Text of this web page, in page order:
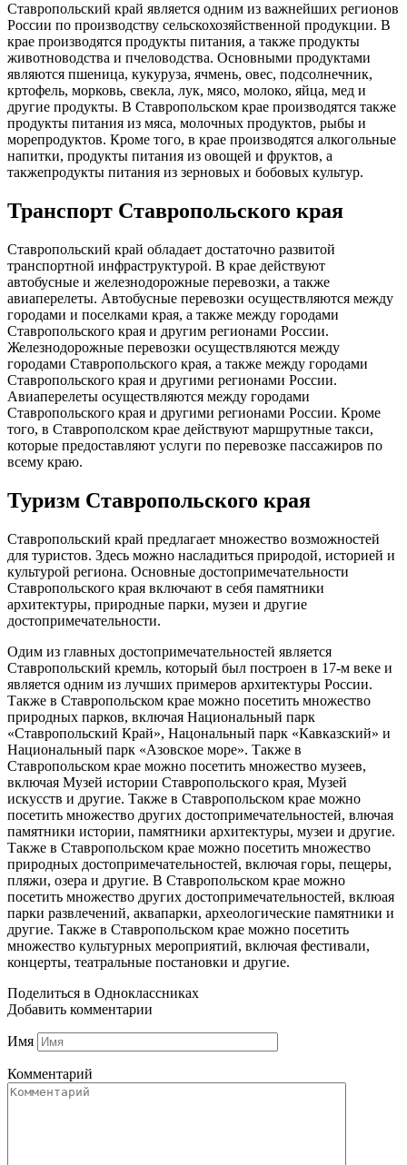
Ставропольский край является одним из важнейших регионов
России по производству сельскохозяйственной продукции. В
крае производятся продукты питания, а также продукты
животноводства и пчеловодства. Основными продуктами
являются пшеница, кукуруза, ячмень, овес, подсолнечник,
кртофель, морковь, свекла, лук, мясо, молоко, яйца, мед и
другие продукты. В Ставропольском крае производятся также
продукты питания из мяса, молочных продуктов, рыбы и
морепродуктов. Кроме того, в крае производятся алкогольные
напитки, продукты питания из овощей и фруктов, а
такжепродукты питания из зерновых и бобовых культур.
Транспорт Ставропольского края
Ставропольский край обладает достаточно развитой
транспортной инфраструктурой. В крае действуют
автобусные и железнодорожные перевозки, а также
авиаперелеты. Автобусные перевозки осуществляются между
городами и поселками края, а также между городами
Ставропольского края и другим регионами России.
Железнодорожные перевозки осуществляются между
городами Ставропольского края, а также между городами
Ставропольского края и другими регионами России.
Авиаперелеты осуществляются между городами
Ставропольского края и другими регионами России. Кроме
того, в Ставрополском крае действуют маршрутные такси,
которые предоставляют услуги по перевозке пассажиров по
всему краю.
Туризм Ставропольского края
Ставропольский край предлагает множество возможностей
для туристов. Здесь можно насладиться природой, историей и
культурой региона. Основные достопримечательности
Ставропольского края включают в себя памятники
архитектуры, природные парки, музеи и другие
достопримечательности.
Одим из главных достопримечательностей является
Ставропольский кремль, который был построен в 17-м веке и
является одним из лучших примеров архитектуры России.
Также в Ставропольском крае можно посетить множество
природных парков, включая Национальный парк
«Ставропольский Край», Нацональный парк «Кавказский» и
Национальный парк «Азовское море». Также в
Ставропольском крае можно посетить множество музеев,
включая Музей истории Ставропольского края, Музей
искусств и другие. Также в Ставропольском крае можно
посетить множество других достопримечательностей, влючая
памятники истории, памятники архитектуры, музеи и другие.
Также в Ставропольском крае можно посетить множество
природных достопримечательностей, включая горы, пещеры,
пляжи, озера и другие. В Ставропольском крае можно
посетить множество других достопримечательностей, вклюая
парки развлечений, аквапарки, археологические памятники и
другие. Также в Ставропольском крае можно посетить
множество культурных мероприятий, включая фестивали,
концерты, театральные постановки и другие.
Поделиться в Одноклассниках
Добавить комментарии
Имя
Комментарий